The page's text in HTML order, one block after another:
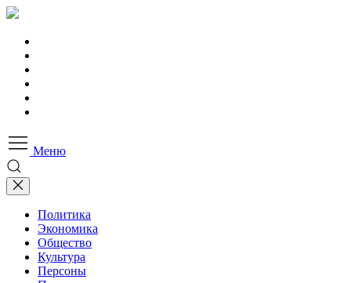
Меню
Политика
Экономика
Общество
Культура
Персоны